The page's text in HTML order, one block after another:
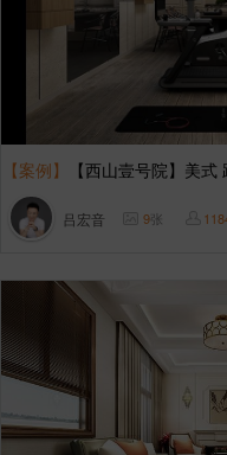
【案例】 【西山壹号院】美
吕宏音 9张